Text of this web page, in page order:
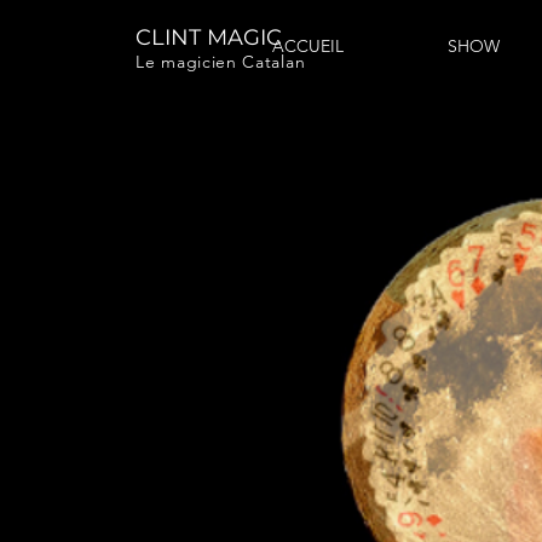
CLINT MAGIC
Le magicien Catalan
ACCUEIL SHOW